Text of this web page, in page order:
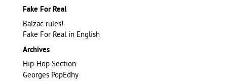
Fake For Real
Balzac rules!
Fake For Real in English
Archives
Hip-Hop Section
Georges PopEdhy